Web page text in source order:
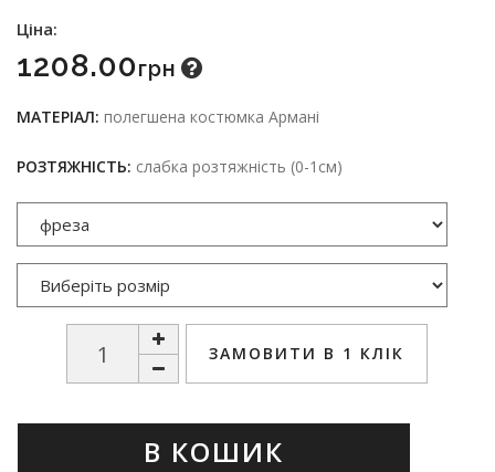
Ціна:
1208.00Грн
МАТЕРІАЛ: полегшена костюмка Армані
РОЗТЯЖНІСТЬ: слабка розтяжність (0-1см)
ЗАМОВИТИ В 1 КЛІК
В КОШИК